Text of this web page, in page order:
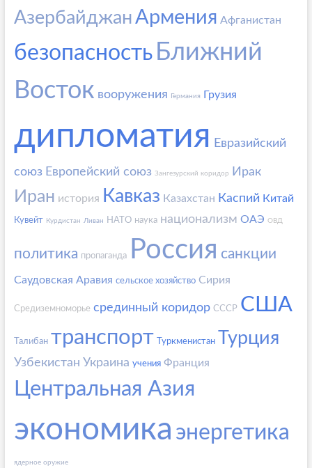
АзербайджанАрмения Афганистан
безопасность Ближний
Восток вооружения Германия Грузия
дипломатия Евразийский
союз Европейский союз Зангезурский коридор Ирак
Иран история Кавказ Казахстан Каспий Китай
Кувейт Курдистан Ливан НАТО наука национализм ОАЭ ОВД
политика пропаганда Россия санкции
Саудовская Аравия сельское хозяйство Сирия
Средиземноморье срединный коридор СССР США
Талибан транспорт Туркменистан Турция
Узбекистан Украина учения Франция
Центральная Азия
экономика энергетика
ядерное оружие